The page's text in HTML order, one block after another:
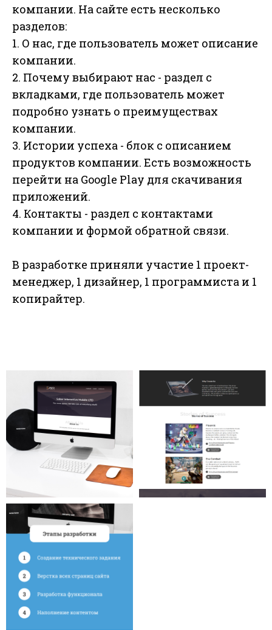
компании. На сайте есть несколько
разделов:
1. О нас, где пользователь может описание
компании.
2. Почему выбирают нас - раздел с
вкладками, где пользователь может
подробно узнать о преимуществах
компании.
3. Истории успеха - блок с описанием
продуктов компании. Есть возможность
перейти на Google Play для скачивания
приложений.
4. Контакты - раздел с контактами
компании и формой обратной связи.
В разработке приняли участие 1 проект-
менеджер, 1 дизайнер, 1 программиста и 1
копирайтер.